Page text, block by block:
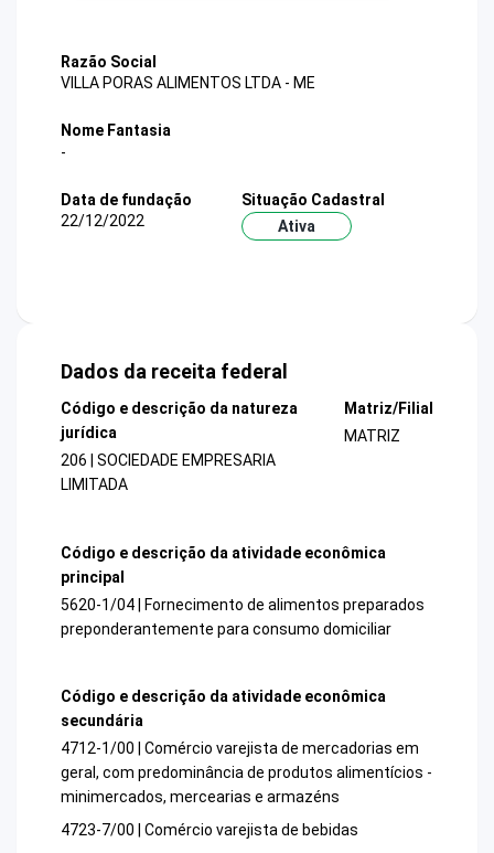
Razão Social
VILLA PORAS ALIMENTOS LTDA - ME
Nome Fantasia
-
Data de fundação
22/12/2022
Situação Cadastral
Ativa
Dados da receita federal
Código e descrição da natureza
jurídica
206 | SOCIEDADE EMPRESARIA
LIMITADA
Matriz/Filial
MATRIZ
Código e descrição da atividade econômica
principal
5620-1/04 | Fornecimento de alimentos preparados
preponderantemente para consumo domiciliar
Código e descrição da atividade econômica
secundária
4712-1/00 | Comércio varejista de mercadorias em
geral, com predominância de produtos alimentícios -
minimercados, mercearias e armazéns
4723-7/00 | Comércio varejista de bebidas